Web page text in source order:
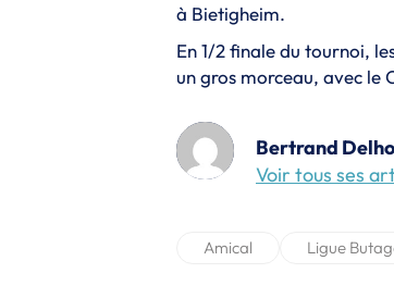
à Bietigheim.
En 1/2 finale du tournoi,
un gros morceau, avec le
Bertrand
Voir tous ses
Amical Ligue